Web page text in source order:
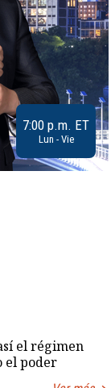
7:00 p.m. ET
Lun - Vie
el régimen
el poder